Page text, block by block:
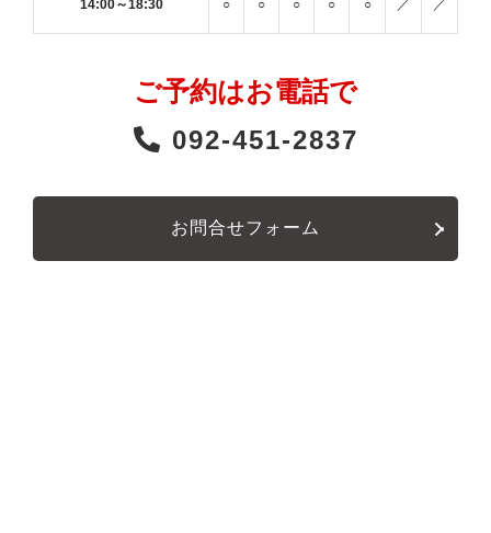
14:00～18:30 ○ ○ ○ ○ ○ ／ ／
ご予約はお電話で
092-451-2837
お問合せフォーム